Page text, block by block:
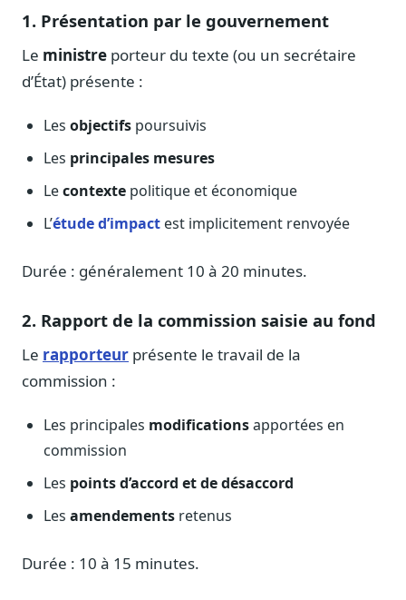
JO, décrets, conseil des ministres, AAI
Fédérations & plaidoyer
Préparez vos interventions et amendements
Journalistes
Données exhaustives pour vos travaux académiques
11 secteurs : énergie, santé, finance, numérique…
Cas d'usage concrets
Six cas pour gagner du temps
Consultants seniors, plateforme Legiwatch incluse
1. Présentation par le gouvernement
Le ministre porteur du texte (ou un secrétaire
d’État) présente :
Les objectifs poursuivis
Les principales mesures
Lecontexte politique et économique
L’étude d’impact est implicitement renvoyée
Durée : généralement 10 à 20 minutes.
2. Rapport de la commission saisie au fond
Le rapporteur présente le travail de la
commission :
Les principales modificationsapportées en
commission
Les points d’accord et de désaccord
Les amendements retenus
Durée : 10 à 15 minutes.